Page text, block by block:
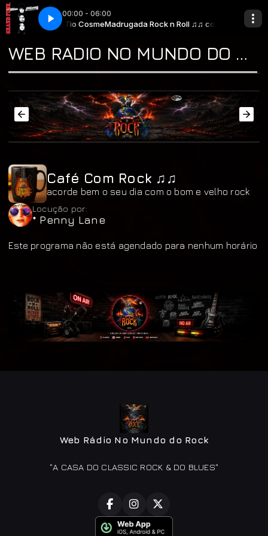
00:00 - 06:00
Roll ♫♫ com * Tio CosmeMadrugada Rock n Roll ♫♫ com * Tio Cosme
- Aimless Lady Grand Funk Railroad - Aimless Lady
WEB RADIO NO MUNDO DO ROCK "A CASA DO CLASSIC ROCK & DO BLUES"
Café Com Rock ♫♫
acorde bem o seu dia com o bom e velho rock
Locução por:
* Penny Lane
Este programa não está agendado para nenhum horário
Web Rádio No Mundo do Rock
"A CASA DO CLASSIC ROCK & DO BLUES"